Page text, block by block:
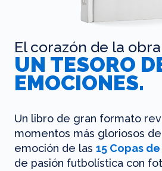
El corazón de la
UN TESORO
EMOCIONES.
Un libro de gran formato
momentos más gloriosos
emoción de las 15 Copas
de pasión futbolística con